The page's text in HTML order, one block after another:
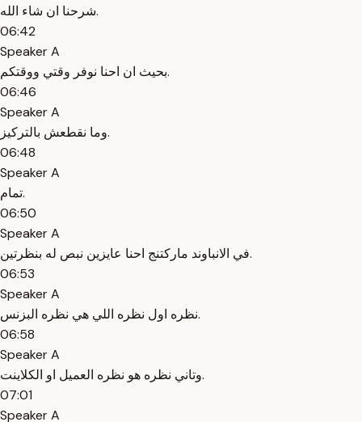
شرحنا ان شاء الله.
06:42
Speaker A
بحيث ان احنا نوفر وقتي ووقتكم.
06:46
Speaker A
وما نقطعش بالتركيز.
06:48
Speaker A
تمام.
06:50
Speaker A
في الانباوند ماركتنج احنا عايزين نبص له بنظرتين.
06:53
Speaker A
نظره اول نظره اللي هي نظره البزنس.
06:58
Speaker A
وتاني نظره هو نظره العميل او الكلاينت.
07:01
Speaker A